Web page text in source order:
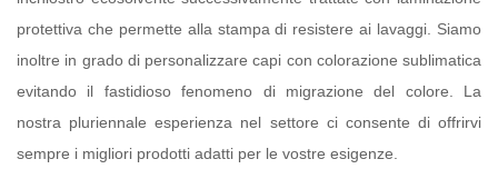
protettiva che permette alla stampa di resistere ai lavaggi. Siamo
inoltre in grado di personalizzare capi con colorazione sublimatica
evitando il fastidioso fenomeno di migrazione del colore. La
nostra pluriennale esperienza nel settore ci consente di offrirvi
sempre i migliori prodotti adatti per le vostre esigenze.